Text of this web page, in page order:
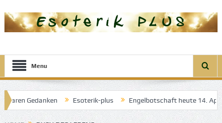
Menu
Gedanken Esoterik-plus Engelbotschaft heute 14. April
der guten Träume